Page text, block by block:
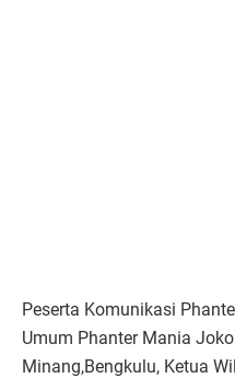
Peserta Komunikasi
Umum Phanter Mania
Minang,Bengkulu, Ketua